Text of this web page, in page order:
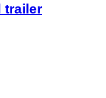
trailer